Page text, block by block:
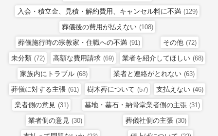
入会・積立金、見積・解約費用、キャンセル料に不満 (129)
葬儀後の費用が払えない (108)
葬儀施行時の宗教家・住職への不満 (91) その他 (72)
未分類 (72) 高額な費用請求 (69) 業者を紹介してほしい (68)
家族内にトラブル (68) 業者と連絡がとれない (63)
葬儀に対する主張 (61) 樹木葬について (57) 支払えない (46)
業者側の意見 (31) 墓地・墓石・納骨堂業者側の主張 (31)
業者側の意見 (30) 葬儀社側の主張 (30)